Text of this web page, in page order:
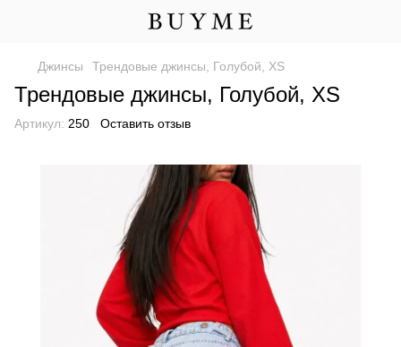
Джинсы Трендовые джинсы, Голубой, XS
Трендовые джинсы, Голубой, XS
Артикул: 250 Оставить отзыв